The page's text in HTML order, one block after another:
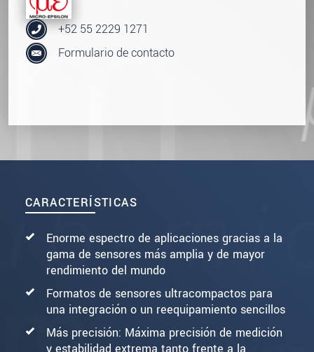
CARACTERÍSTICAS
Enorme espectro de aplicaciones gracias a la
gama de sensores más amplia y de mayor
rendimiento del mundo
Formatos de sensores ultracompactos para
una integración o un reequipamiento sencillos
Más precisión: Máxima precisión de medición
y estabilidad extrema tanto frente a la
+52 55 2229 1271
Formulario de contacto